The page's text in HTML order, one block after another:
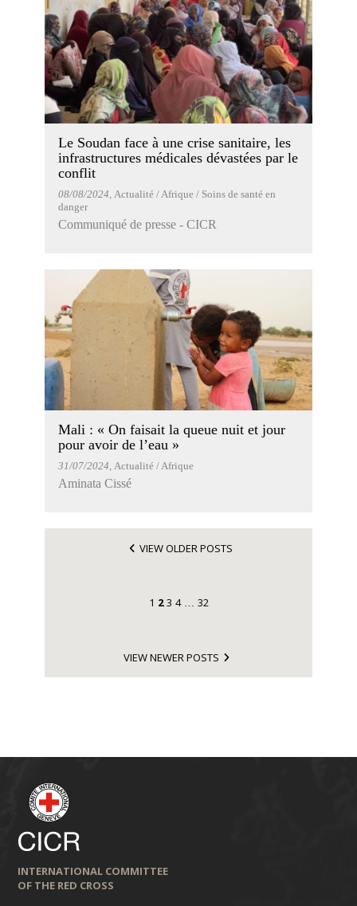
Le Soudan face à une crise sanitaire, les
infrastructures médicales dévastées par le
conflit
08/08/2024, Actualité / Afrique / Soins de santé en
danger
Communiqué de presse - CICR
Mali : « On faisait la queue nuit et jour
pour avoir de l’eau »
31/07/2024, Actualité / Afrique
Aminata Cissé
VIEW OLDER POSTS
1 2 3 4 … 32
VIEW NEWER POSTS
INTERNATIONAL COMMITTEE
OF THE RED CROSS